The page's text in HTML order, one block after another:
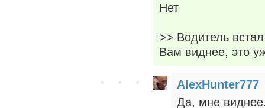
Нет
>> Водитель
Вам виднее, это
AlexHunter777
Да, мне